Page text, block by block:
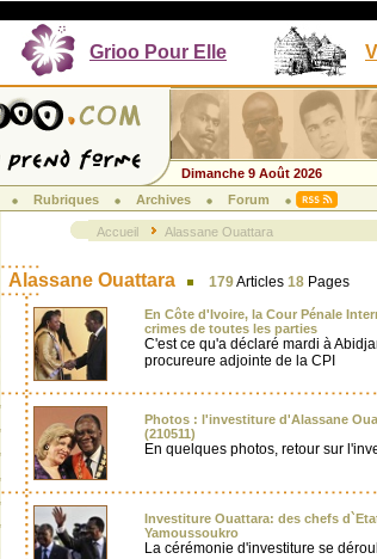
Grioo Pour Elle
Dimanche 9 Août 2026
Rubriques Archives Forum
Accueil Alassane Ouattara
Alassane Ouattara 179Articles 18 Pages
En Côte d'Ivoire, la Cour Pénale
crimes de toutes les parties
C'est ce qu'a déclaré mardi à
procureure adjointe de la CPI
Photos : l'investiture d'Alassane
(210511)
En quelques photos, retour sur
Investiture Ouattara: des chefs
Yamoussoukro
La cérémonie d'investiture se